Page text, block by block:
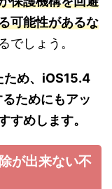
可能性があるな
でしょう。
ため、iOS15.4
ためにもアッ
すめします。
が出来ない不